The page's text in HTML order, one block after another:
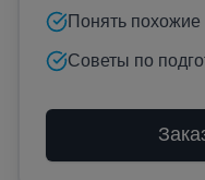
Понять
Советы по